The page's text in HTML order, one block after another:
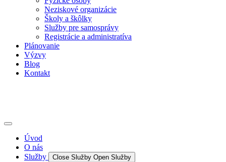
Neziskové organizácie
Školy a škôlky
Služby pre samosprávy
Registrácie a administratíva
Plánovanie
Výzvy
Blog
Kontakt
Úvod
O nás
Služby
Close Služby Open Služby